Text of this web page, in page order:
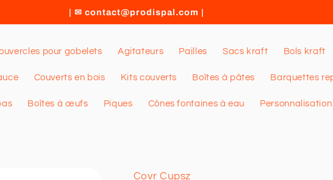
| ✉ contact@prodispal.com |
pour gobelets Agitateurs Pailles Sacs kraft Bols kraft
Couverts en bois Kits couverts Boîtes à pâtes Barquettes
Boîtes à œufs Piques Cônes fontaines à eau Personnalisation
Covr Cupsz